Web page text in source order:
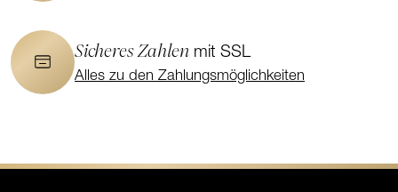
Sicheres Zahlen mit SSL
Alles zu den Zahlungsmöglichkeiten